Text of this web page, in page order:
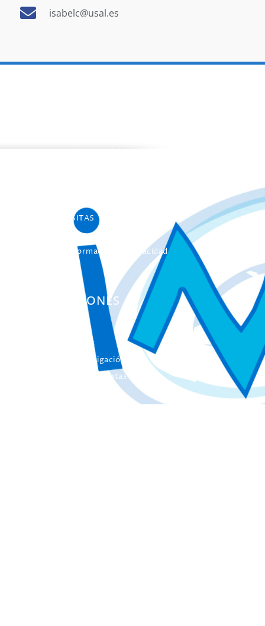
isabelc@usal.es
UNIdiVERSITAS
Formación Continua
Servicio Información Discapacidad
Infoautismo
PUBLICACIONES
Colección Actas
Colección Investigación
Colección Herramientas